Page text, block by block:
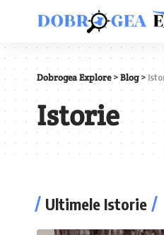
Dobrogea Explore>Blog>
Istorie
Ultimele Istorie